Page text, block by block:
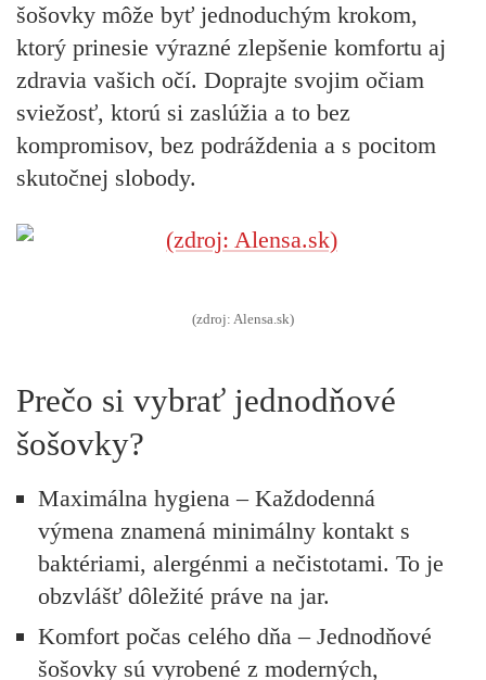
šošovky môže byť jednoduchým krokom,
ktorý prinesie výrazné zlepšenie komfortu aj
zdravia vašich očí. Doprajte svojim očiam
sviežosť, ktorú si zaslúžia a to bez
kompromisov, bez podráždenia a s pocitom
skutočnej slobody.
(zdroj: Alensa.sk)
Prečo si vybrať jednodňové
šošovky?
Maximálna hygiena – Každodenná
výmena znamená minimálny kontakt s
baktériami, alergénmi a nečistotami. To je
obzvlášť dôležité práve na jar.
Komfort počas celého dňa – Jednodňové
šošovky sú vyrobené z moderných,